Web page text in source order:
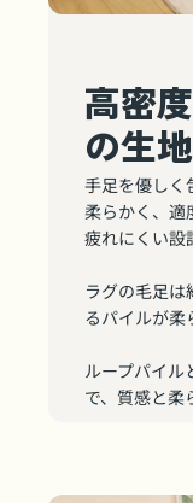
高密
の生
手足を優しく
柔らかく、適
疲れにくい設
ラグの毛足
るパイルが柔
ループパイル
で、質感と柔